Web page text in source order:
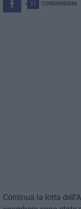
17 CONDIVISIONI
Continua la lotta